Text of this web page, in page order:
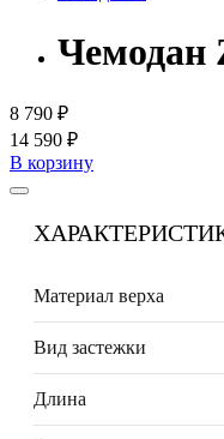
Чемодан
8 790 ₽
14 590 ₽
В корзину
Материал верха
Вид застежки
Длина